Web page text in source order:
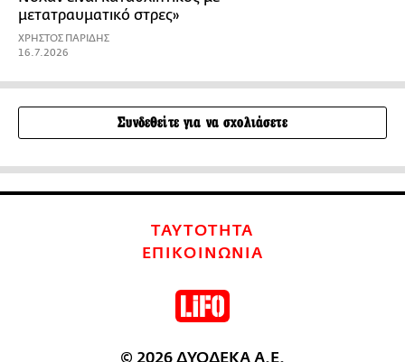
μετατραυματικό στρες»
ΧΡΗΣΤΟΣ ΠΑΡΙΔΗΣ
16.7.2026
Συνδεθείτε για να σχολιάσετε
ΤΑΥΤΟΤΗΤΑ
ΕΠΙΚΟΙΝΩΝΙΑ